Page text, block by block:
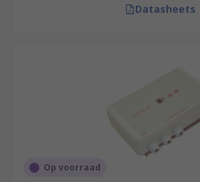
Datasheets
Op voorraad